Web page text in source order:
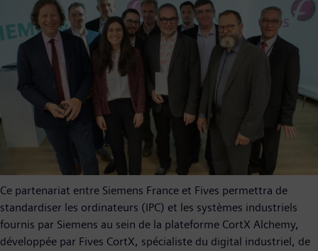
Ce partenariat entre Siemens France et Fives permettra de
standardiser les ordinateurs (IPC) et les systèmes industriels
fournis par Siemens au sein de la plateforme CortX Alchemy,
développée par Fives CortX, spécialiste du digital industriel, de